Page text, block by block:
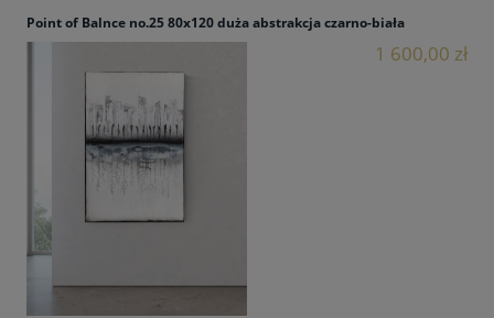
Point of Balnce no.25 80x120 duża abstrakcja czarno-biała
1 600,00 zł